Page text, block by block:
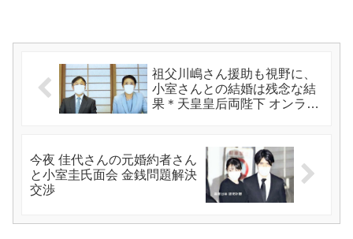
祖父川嶋さん援助も視野に、
小室さんとの結婚は残念な結
果＊天皇皇后両陛下 オンライ
今夜 佳代さんの元婚約者さん
と小室圭氏面会 金銭問題解決
交渉